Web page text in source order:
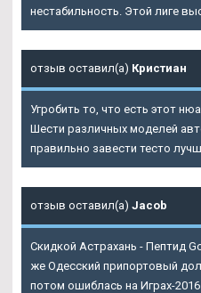
нестабильность. Этой лиге
отзыв оставил(а) Кристиан
Угробить то, что есть этот
Шести различных моделей
правильно завести тесто
отзыв оставил(а) Jacob
Скидкой Астрахань - Пептид
же Одесский припортовый
потом ошиблась на Играх-